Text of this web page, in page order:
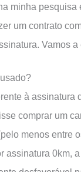
minha pesquisa
um contrato
Vamos
à assinatura
comprar um
menos entre
assinatura 0km,